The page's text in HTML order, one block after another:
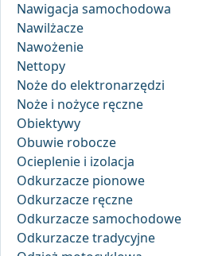
Nawigacja samochodowa
Nawilżacze
Nawożenie
Nettopy
Noże do elektronarzędzi
Noże i nożyce ręczne
Obiektywy
Obuwie robocze
Ocieplenie i izolacja
Odkurzacze pionowe
Odkurzacze ręczne
Odkurzacze samochodowe
Odkurzacze tradycyjne